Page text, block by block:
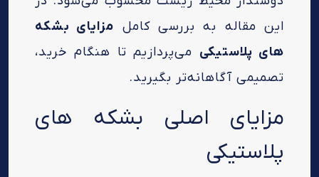
این مقاله به بررسی کامل مزایای بشکه
های پلاستیکی می‌پردازیم تا هنگام خرید،
تصمیمی آگاهانه‌تر بگیرید.
مزایای اصلی بشکه های
پلاستیکی